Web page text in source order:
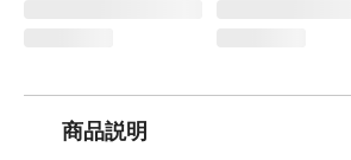
商品説明